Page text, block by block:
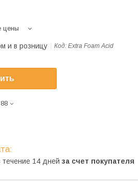
цены
и в розницу Код: Extra Foam Acid
течение 14 дней за счет покупателя